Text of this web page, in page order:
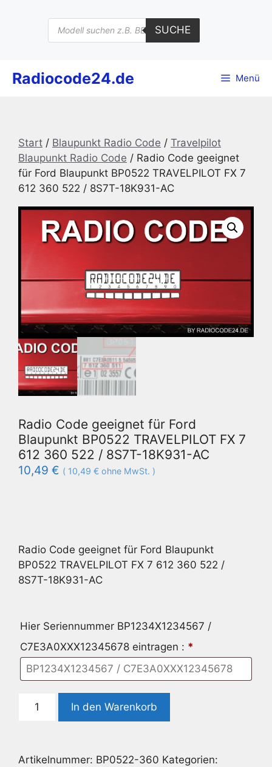
Products
search
SUCHE
Radiocode24.de Menü
Start / Blaupunkt Radio Code / Travelpilot
Blaupunkt Radio Code / Radio Code geeignet
für Ford Blaupunkt BP0522 TRAVELPILOT FX 7
612 360 522 / 8S7T-18K931-AC
Radio Code geeignet für Ford
Blaupunkt BP0522 TRAVELPILOT FX 7
612 360 522 / 8S7T-18K931-AC
10,49 € ( 10,49 € ohne MwSt. )
Radio Code geeignet für Ford Blaupunkt
BP0522 TRAVELPILOT FX 7 612 360 522 /
8S7T-18K931-AC
Hier Seriennummer BP1234X1234567 /
C7E3A0XXX12345678 eintragen : *
Code
Ford
In den Warenkorb
Artikelnummer: BP0522-360 Kategorien: